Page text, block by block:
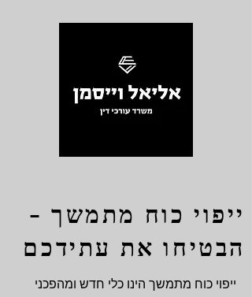
ייפוי כוח מתמשך -
הבטיחו את עתידכם
ייפוי כוח מתמשך הינו כלי חדש ומהפכני